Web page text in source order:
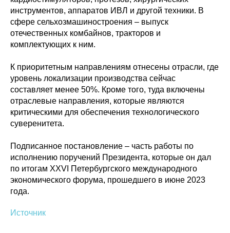
инструментов, аппаратов ИВЛ и другой техники. В
сфере сельхозмашиностроения – выпуск
отечественных комбайнов, тракторов и
комплектующих к ним.
К приоритетным направлениям отнесены отрасли, где
уровень локализации производства сейчас
составляет менее 50%. Кроме того, туда включены
отраслевые направления, которые являются
критическими для обеспечения технологического
суверенитета.
Подписанное постановление – часть работы по
исполнению поручений Президента, которые он дал
по итогам XXVI Петербургского международного
экономического форума, прошедшего в июне 2023
года.
Источник
ссылка на ROBOTUNION.RU — обязательна
Политика конфиденциальности
© 2015-2026 НАУРР. Все права защищены.
При использовании материалов ссылка на ROBOTUNION.RU — обязательна